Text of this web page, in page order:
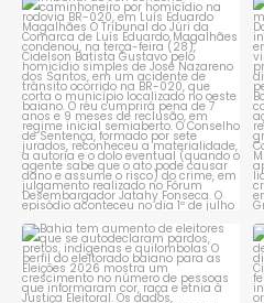
Tribunal do Júri condena
caminhoneiro por...
1 0
Bahia tem aumento de eleitores
que se autodeclaram...
1 0